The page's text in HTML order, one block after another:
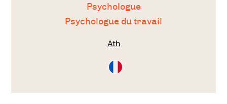
Psychologue
Psychologue du travail
Ath
Consultation
en